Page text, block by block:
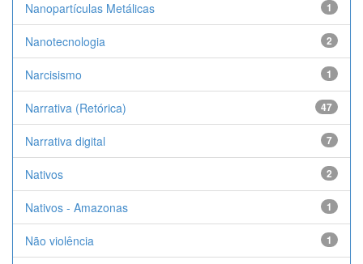
Nanopartículas Metálicas 1
Nanotecnologia 2
Narcisismo 1
Narrativa (Retórica) 47
Narrativa digital 7
Nativos 2
Nativos - Amazonas 1
Não violência 1